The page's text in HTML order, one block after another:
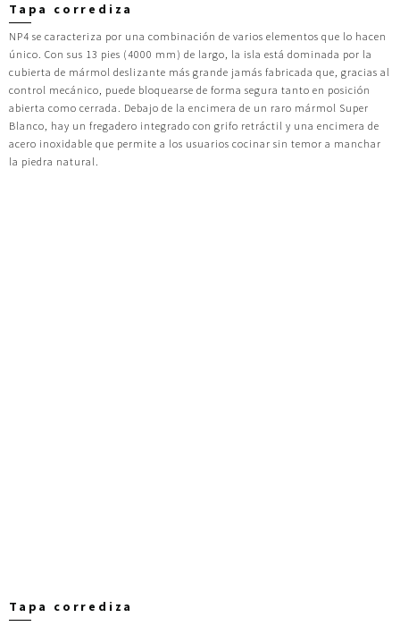
Tapa corrediza
NP4 se caracteriza por una combinación de varios elementos que lo hacen
único. Con sus 13 pies (4000 mm) de largo, la isla está dominada por la
cubierta de mármol deslizante más grande jamás fabricada que, gracias al
control mecánico, puede bloquearse de forma segura tanto en posición
abierta como cerrada. Debajo de la encimera de un raro mármol Super
Blanco, hay un fregadero integrado con grifo retráctil y una encimera de
acero inoxidable que permite a los usuarios cocinar sin temor a manchar
la piedra natural.
Tapa corrediza